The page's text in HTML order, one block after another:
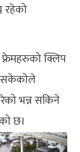
रहेको
क्लिप
भन्न सकिने
छ।